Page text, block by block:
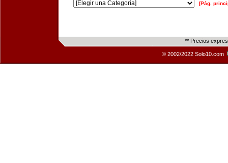
[Pág.
** Precios
© 2002/2022 Solo10.com